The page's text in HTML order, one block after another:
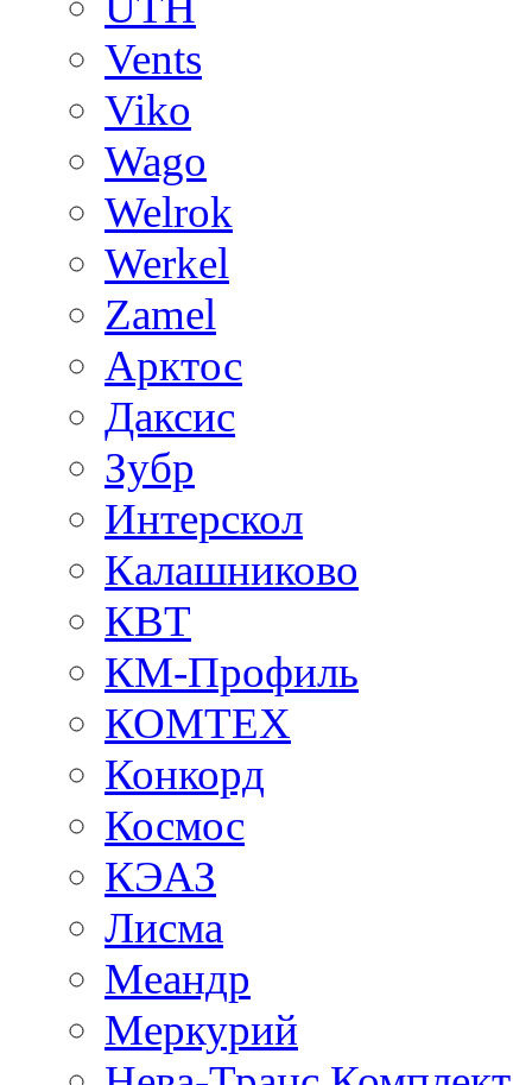
Vents
Viko
Wago
Welrok
Werkel
Zamel
Арктос
Даксис
Зубр
Интерскол
Калашниково
КВТ
КМ-Профиль
КОМТЕХ
Конкорд
Космос
КЭАЗ
Лисма
Меандр
Меркурий